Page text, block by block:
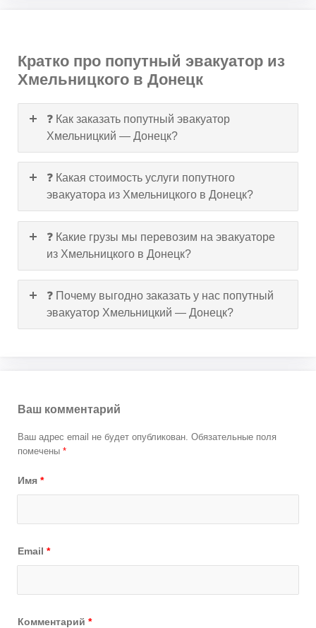
Кратко про попутный эвакуатор из
Хмельницкого в Донецк
❓ Как заказать попутный эвакуатор
Хмельницкий — Донецк?
❓ Какая стоимость услуги попутного
эвакуатора из Хмельницкого в Донецк?
❓ Какие грузы мы перевозим на эвакуаторе
из Хмельницкого в Донецк?
❓ Почему выгодно заказать у нас попутный
эвакуатор Хмельницкий — Донецк?
Ваш комментарий
Ваш адрес email не будет опубликован. Обязательные поля
помечены *
Имя *
Email *
Комментарий *